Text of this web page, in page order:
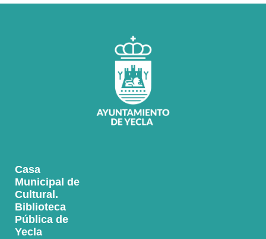
Casa
Municipal de
Cultural.
Biblioteca
Pública de
Yecla